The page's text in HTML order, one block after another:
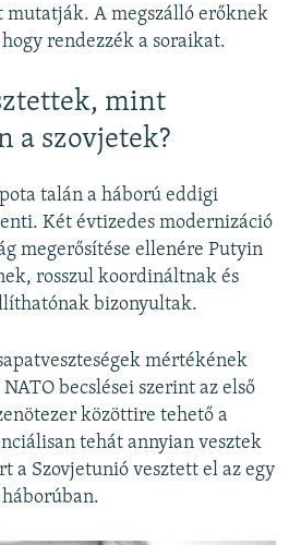
mutatják. A megszálló erőknek
rendezzék a soraikat.
mint
a szovjetek?
talán a háború eddigi
Két évtizedes modernizáció
megerősítése ellenére Putyin
rosszul koordináltnak és
bizonyultak.
mértékének
becslései szerint az első
közöttire tehető a
tehát annyian vesztek
a Szovjetunió vesztett el az egy